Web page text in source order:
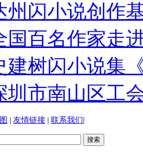
州闪小说创作
国百名作家走
建树闪小说集
圳市南山区工
| 友情链接 | 联系我们|